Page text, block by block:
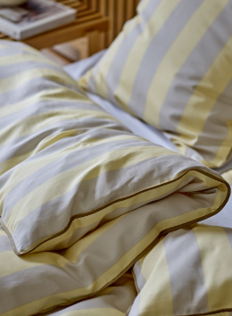
-
GRATIS FRAGT
over 499